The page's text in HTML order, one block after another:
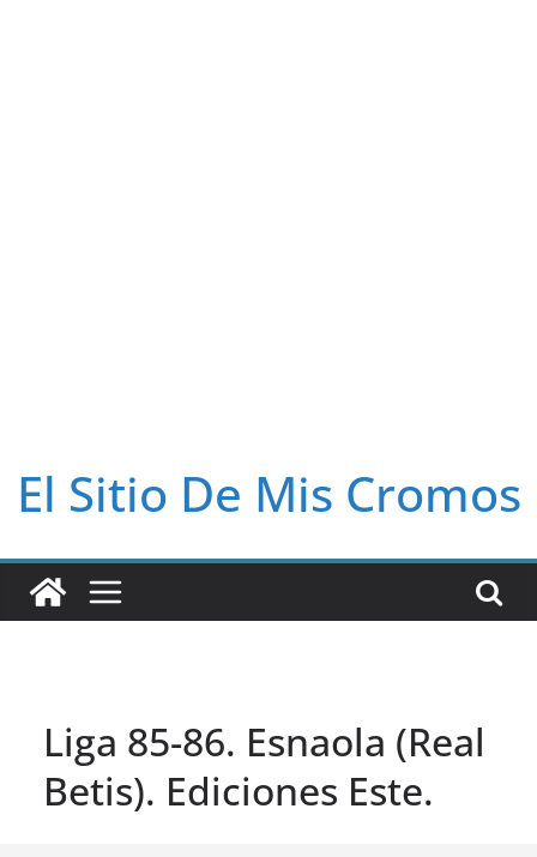
El Sitio De Mis Cromos
Liga 85-86. Esnaola (Real
Betis). Ediciones Este.